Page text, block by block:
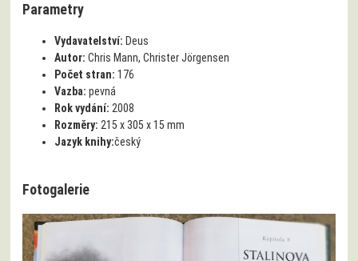
Parametry
Vydavatelství: Deus
Autor: Chris Mann, Christer Jörgensen
Počet stran: 176
Vazba: pevná
Rok vydání: 2008
Rozměry: 215 x 305 x 15 mm
Jazyk knihy:český
Fotogalerie